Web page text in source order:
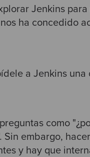
Jenkins
ha concedido
a Jenkins una
como
embargo,
y hay que